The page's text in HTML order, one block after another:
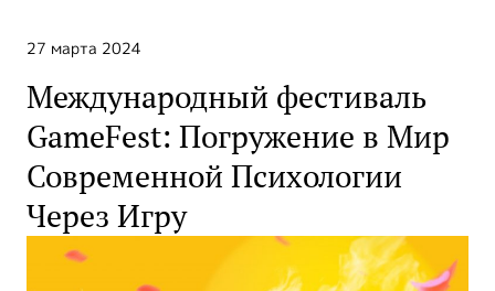
27 марта 2024
Международный фестиваль
GameFest: Погружение в Мир
Современной Психологии
Через Игру